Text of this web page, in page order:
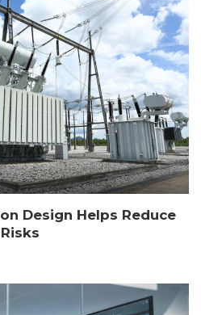
Design Helps Reduce